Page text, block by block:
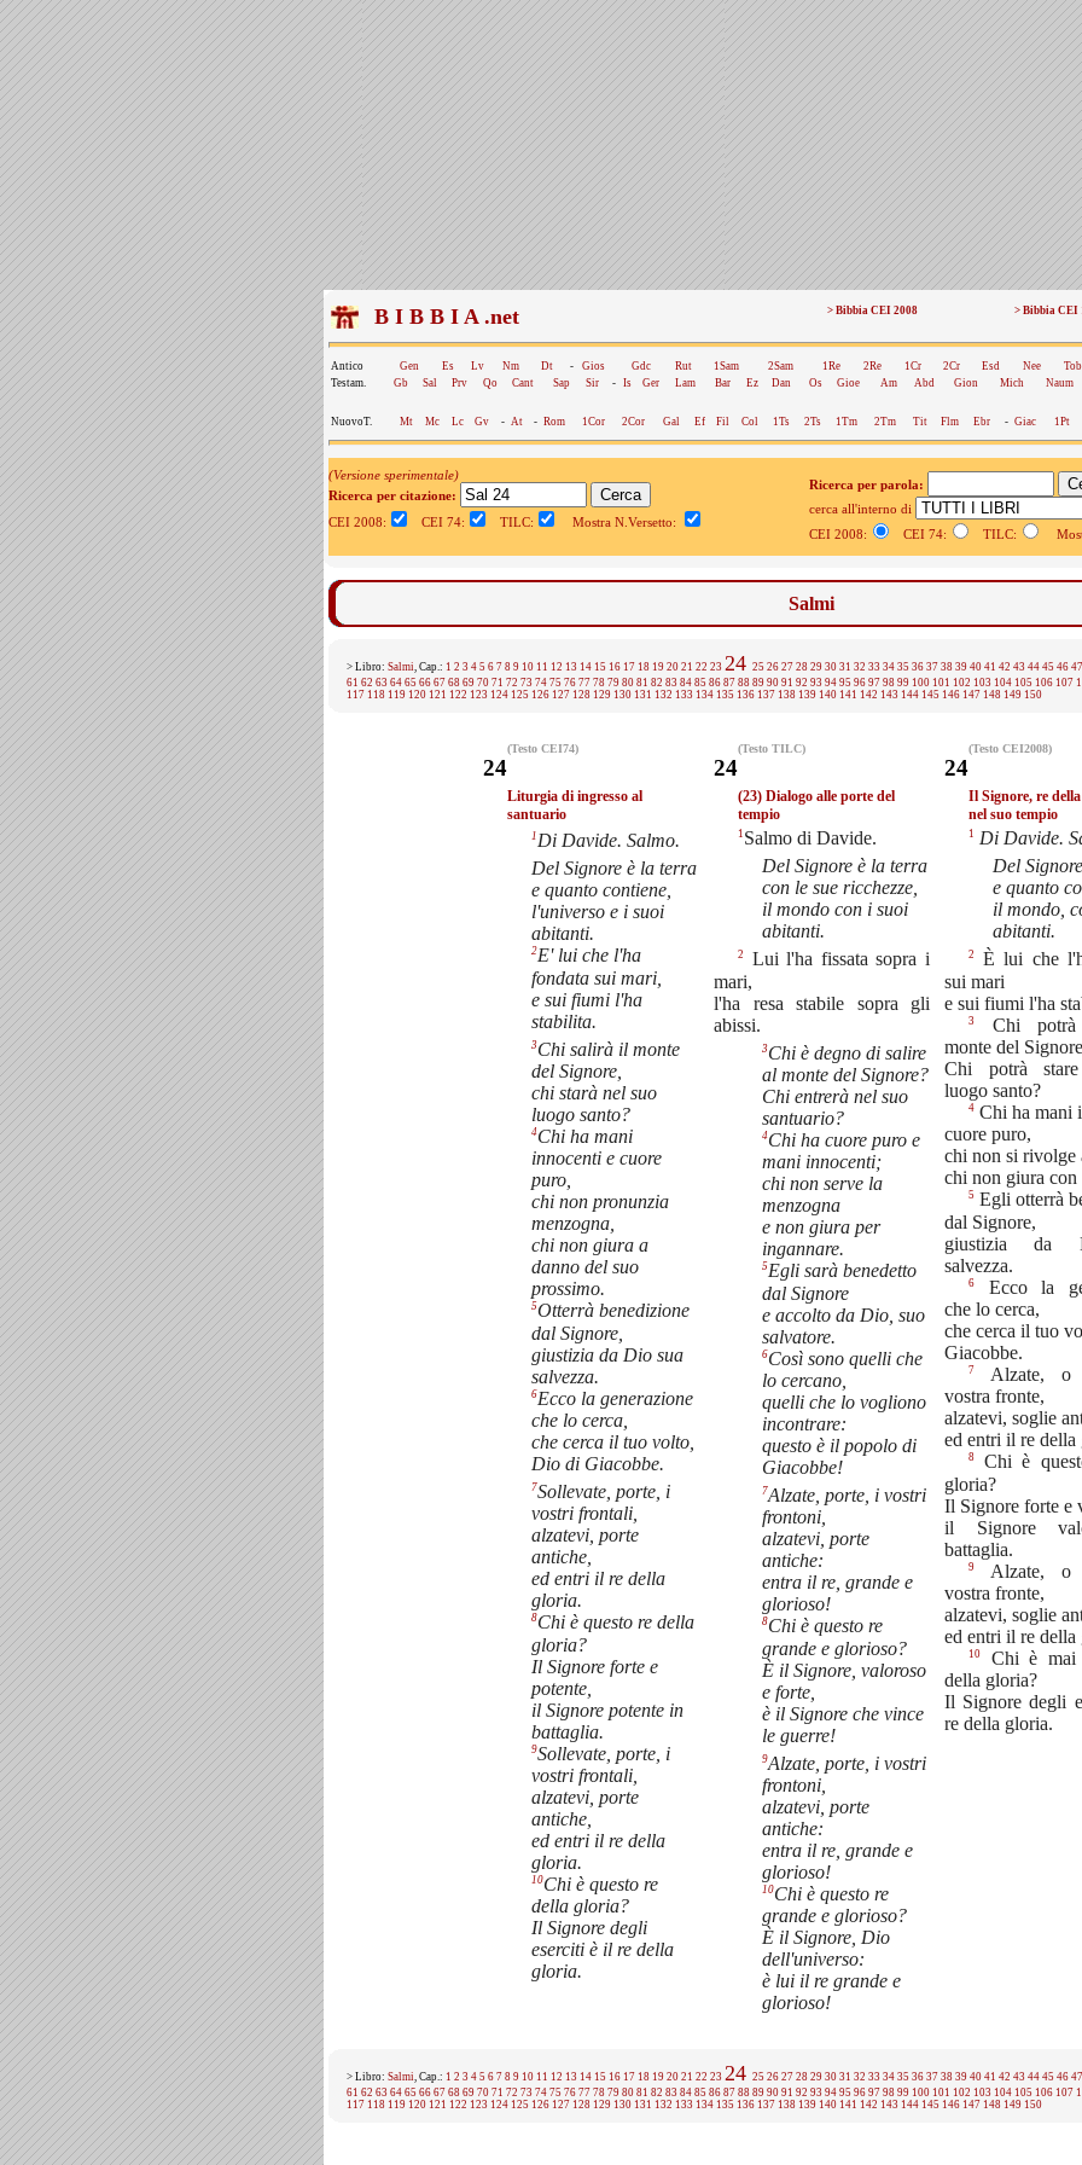
B I B B I A .net > Bibbia CEI 2008 > Bibbia CEI
Antico Gen Es Lv Nm Dt - Gios Gdc Rut 1Sam 2Sam 1Re 2Re 1Cr 2Cr Esd Nee
Tob
Testam.
Gb Sal Prv Qo Cant Sap Sir - Is Ger Lam Bar Ez Dan Os Gioe Am Abd Gion Mich Naum
NuovoT. Mt Mc Lc Gv - At - Rom 1Cor 2Cor Gal Ef Fil Col 1Ts 2Ts 1Tm 2Tm Tit Flm Ebr - Giac 1Pt
(Versione sperimentale)
Ricerca per citazione:
CEI 2008:
CEI 74: TILC: Mostra N.Versetto:
Ricerca per parola:
cerca all'interno di
CEI 2008:
CEI 74: TILC:
Salmi
> Libro: Salmi, Cap.: 1 2 3 4 5 6 7 8 9 10 11 12 13 14 15 16 17 18 19 20 21 22 23 24 25 26 27 28 29 30 31 32 33 34 35 36 37 38 39 40 41 42 43 44 45 46 47
61 62 63 64 65 66 67 68 69 70 71 72 73 74 75 76 77 78 79 80 81 82 83 84 85 86 87 88 89 90 91 92 93 94 95 96 97 98 99 100 101 102 103 104 105 106 107
117 118 119 120 121 122 123 124 125 126 127 128 129 130 131 132 133 134 135 136 137 138 139 140 141 142 143 144 145 146 147 148 149 150
(Testo CEI74)
24
Liturgia di ingresso al
santuario
1 Di Davide. Salmo.
Del Signore è la terra
e quanto contiene,
l'universo e i suoi
abitanti.
2E' lui che l'ha
fondata sui mari,
e sui fiumi l'ha
stabilita.
3Chi salirà il monte
del Signore,
chi starà nel suo
luogo santo?
4Chi ha mani
innocenti e cuore
puro,
chi non pronunzia
menzogna,
chi non giura a
danno del suo
prossimo.
5Otterrà benedizione
dal Signore,
giustizia da Dio sua
salvezza.
6Ecco la generazione
che lo cerca,
che cerca il tuo volto,
Dio di Giacobbe.
7Sollevate, porte, i
vostri frontali,
alzatevi, porte
antiche,
ed entri il re della
gloria.
8Chi è questo re della
gloria?
Il Signore forte e
potente,
il Signore potente in
battaglia.
9Sollevate, porte, i
vostri frontali,
alzatevi, porte
antiche,
ed entri il re della
gloria.
10Chi è questo re
della gloria?
Il Signore degli
eserciti è il re della
gloria.
(Testo TILC)
24
(23) Dialogo alle porte del
tempio
1 Salmo di Davide.
Del Signore è la terra
con le sue ricchezze,
il mondo con i suoi
abitanti.
2
Lui l'ha fissata sopra i
mari,
l'ha resa stabile sopra gli
abissi.
3Chi è degno di salire
al monte del Signore?
Chi entrerà nel suo
santuario?
4Chi ha cuore puro e
mani innocenti;
chi non serve la
menzogna
e non giura per
ingannare.
5Egli sarà benedetto
dal Signore
e accolto da Dio, suo
salvatore.
6Così sono quelli che
lo cercano,
quelli che lo vogliono
incontrare:
questo è il popolo di
Giacobbe!
7Alzate, porte, i vostri
frontoni,
alzatevi, porte
antiche:
entra il re, grande e
glorioso!
8Chi è questo re
grande e glorioso?
È il Signore, valoroso
e forte,
è il Signore che vince
le guerre!
9Alzate, porte, i vostri
frontoni,
alzatevi, porte
antiche:
entra il re, grande e
glorioso!
10Chi è questo re
grande e glorioso?
È il Signore, Dio
dell'universo:
è lui il re grande e
glorioso!
(Testo CEI2008)
24
Il Signore, re
nel suo tempio
1 Di Davide.
Del
e quanto
il mondo,
abitanti.
2
È lui che
sui mari
e sui fiumi l'ha
3
Chi
monte del
Chi potrà
luogo santo?
4 Chi ha mani
cuore puro,
chi non si
chi non giura con
5 Egli otterrà
dal Signore,
giustizia da
salvezza.
6
Ecco la
che lo cerca,
che cerca il tuo
Giacobbe.
7
Alzate, o
vostra fronte,
alzatevi, soglie
ed entri il re della
8
Chi è
gloria?
Il Signore forte e
il Signore
battaglia.
9
Alzate, o
vostra fronte,
alzatevi, soglie
ed entri il re della
10
Chi è mai
della gloria?
Il Signore degli
re della gloria.
> Libro: Salmi, Cap.: 1 2 3 4 5 6 7 8 9 10 11 12 13 14 15 16 17 18 19 20 21 22 23 24 25 26 27 28 29 30 31 32 33 34 35 36 37 38 39 40 41 42 43 44 45 46 47
61 62 63 64 65 66 67 68 69 70 71 72 73 74 75 76 77 78 79 80 81 82 83 84 85 86 87 88 89 90 91 92 93 94 95 96 97 98 99 100 101 102 103 104 105 106 107
117 118 119 120 121 122 123 124 125 126 127 128 129 130 131 132 133 134 135 136 137 138 139 140 141 142 143 144 145 146 147 148 149 150